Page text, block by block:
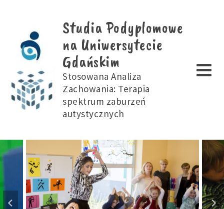
Studia Podyplomowe
na Uniwersytecie
Gdańskim
Stosowana Analiza
Zachowania: Terapia
spektrum zaburzeń
autystycznych